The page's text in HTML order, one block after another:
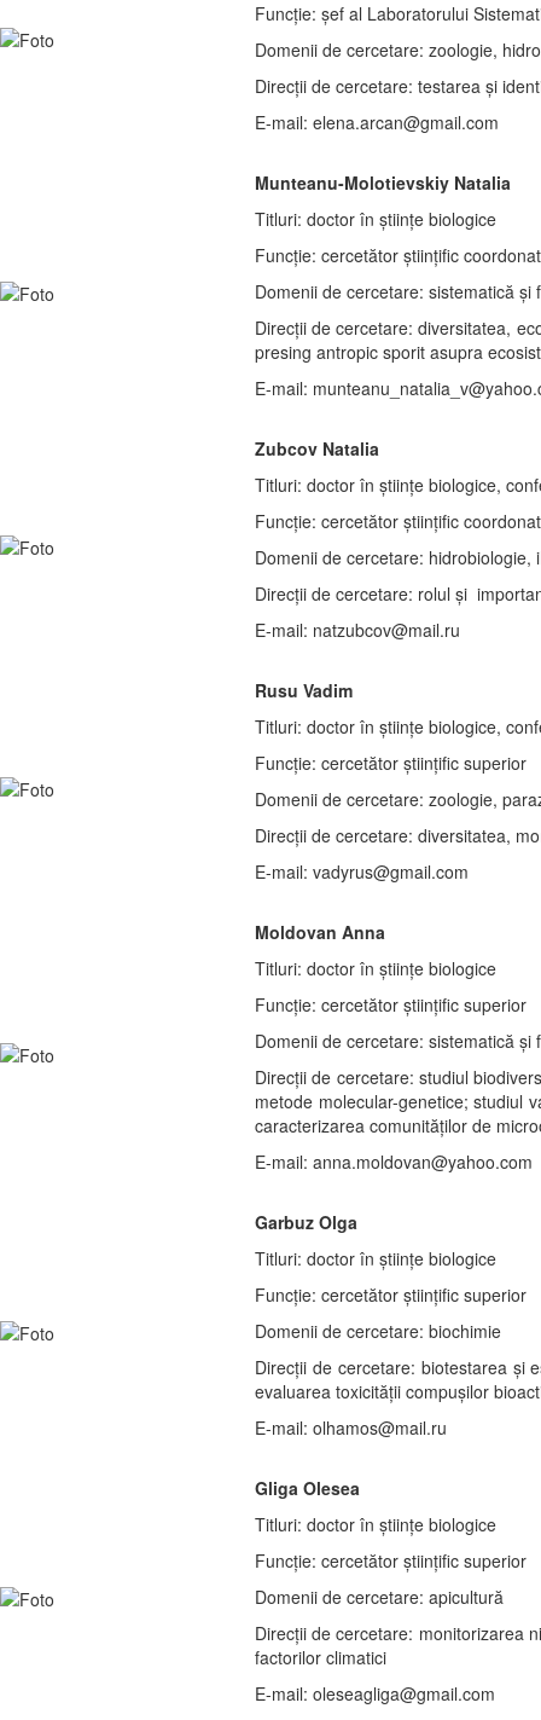
Funcție: șef al Laboratorului
Domenii de cercetare: zoologie,
Direcții de cercetare: testarea și
E-mail: elena.arcan@gmail.com
Munteanu-Molotievskiy Natalia
Titluri: doctor în științe biologice
Funcție: cercetător ştiințific
Domenii de cercetare: sistematică
Direcții de cercetare: diversitatea,
presing antropic sporit asupra
E-mail:
Zubcov Natalia
Titluri: doctor în științe biologice,
Funcție: cercetător ştiințific
Domenii de cercetare: hidrobiologie,
Direcții de cercetare: rolul și
E-mail: natzubcov@mail.ru
Rusu Vadim
Titluri: doctor în științe biologice,
Funcție: cercetător ştiințific superior
Domenii de cercetare: zoologie,
Direcții de cercetare: diversitatea,
E-mail: vadyrus@gmail.com
Moldovan Anna
Titluri: doctor în științe biologice
Funcție: cercetător ştiințific superior
Domenii de cercetare: sistematică
Direcții de cercetare: studiul
metode molecular-genetice; studiul
caracterizarea comunităților de
E-mail: anna.moldovan@yahoo.com
Garbuz Olga
Titluri: doctor în științe biologice
Funcție: cercetător ştiințific superior
Domenii de cercetare: biochimie
Direcții de cercetare: biotestarea și
evaluarea toxicității compușilor
E-mail: olhamos@mail.ru
Gliga Olesea
Titluri: doctor în științe biologice
Funcție: cercetător ştiințific superior
Domenii de cercetare: apicultură
Direcții de cercetare: monitorizarea
factorilor climatici
E-mail: oleseagliga@gmail.com